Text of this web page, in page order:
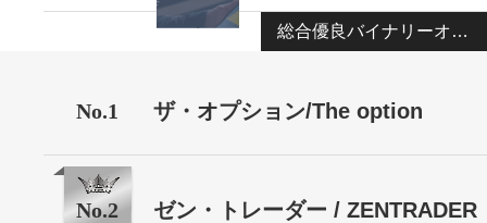
総合優良バイナリーオプション業者ランキング
No.1 ザ・オプション/The option
No.2 ゼン・トレーダー / ZENTRADER